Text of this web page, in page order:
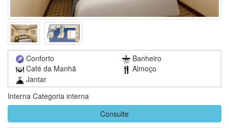
Conforto
Banheiro
Café da Manhã
Almoço
Jantar
Interna Categoria interna
Consulte